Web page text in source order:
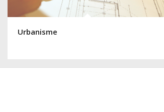
Urbanisme